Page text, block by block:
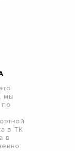
мы
по
в ТК
в